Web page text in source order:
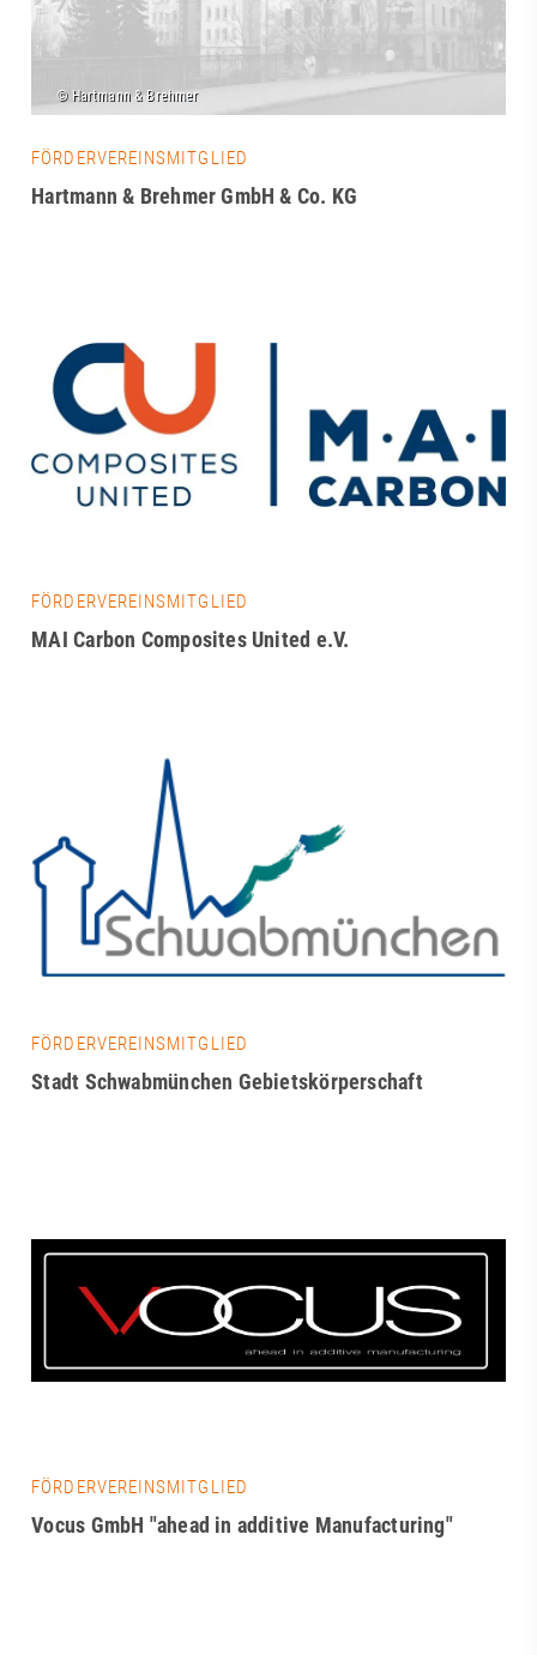
FÖRDERVEREINSMITGLIED
Hartmann & Brehmer GmbH & Co. KG
FÖRDERVEREINSMITGLIED
MAI Carbon Composites United e.V.
FÖRDERVEREINSMITGLIED
Stadt Schwabmünchen Gebietskörperschaft
FÖRDERVEREINSMITGLIED
Vocus GmbH "ahead in additive Manufacturing"